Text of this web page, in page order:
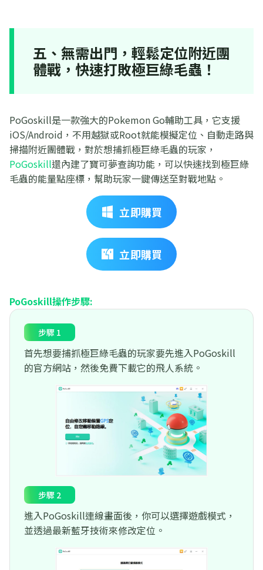
五、無需出門，輕鬆定位附近團
體戰，快速打敗極巨綠毛蟲！
PoGoskill是一款強大的Pokemon Go輔助工具，它支援
iOS/Android，不用越獄或Root就能模擬定位、自動走路與
掃描附近團體戰，對於想捕抓極巨綠毛蟲的玩家，
PoGoskill還內建了寶可夢查詢功能，可以快速找到極巨綠
毛蟲的能量點座標，幫助玩家一鍵傳送至對戰地點。
立即購買
立即購買
PoGoskill操作步驟:
步驟 1
首先想要捕抓極巨綠毛蟲的玩家要先進入PoGoskill
的官方網站，然後免費下載它的飛人系統。
步驟 2
進入PoGoskill連線畫面後，你可以選擇遊戲模式，
並透過最新藍牙技術來修改定位。